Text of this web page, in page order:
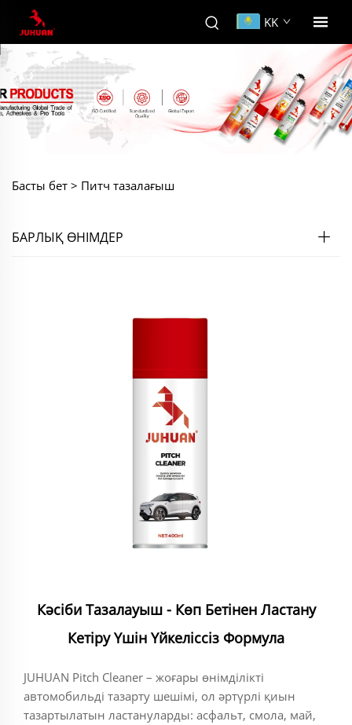
KK
Басты бет > Питч тазалағыш
БАРЛЫҚ ӨНІМДЕР
Кәсіби Тазалауыш - Көп Бетінен Ластану
Кетіру Үшін Үйкеліссіз Формула
JUHUAN Pitch Cleaner – жоғары өнімділікті
автомобильді тазарту шешімі, ол әртүрлі қиын
тазартылатын ластануларды: асфальт, смола, май,